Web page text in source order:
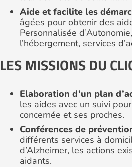
Aide et facilite les
âgées pour obtenir des
Personnalisée
l’hébergement, services
LES MISSIONS DU
Elaboration d’un plan
les aides avec un suivi
concernée et ses proches.
Conférences de
différents services à
d’Alzheimer, les actions
aidants.